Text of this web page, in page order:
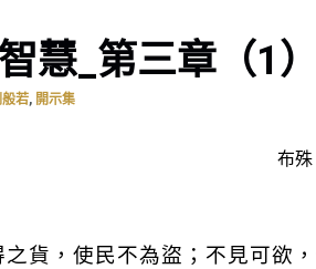
慧_第三章（1）
若, 開示集
布殊
貨，使民不為盜；不見可欲